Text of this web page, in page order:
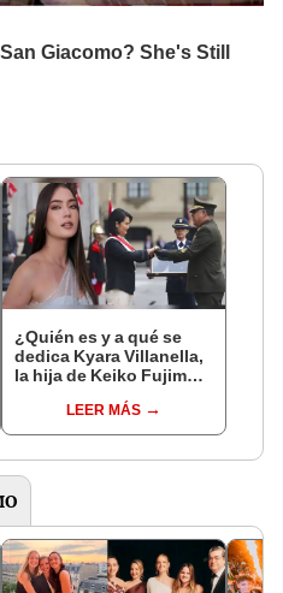
¿Quién es y a qué se
dedica Kyara Villanella,
la hija de Keiko Fujimori
nivel nacional?
LEER MÁS